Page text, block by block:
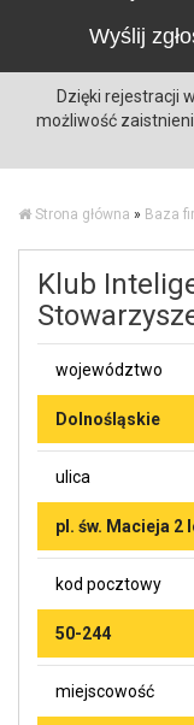
Wyślij
Dzięki rejestracji
możliwość
Strona główna » Baza
Klub
województwo
Dolnośląskie
ulica
pl. św. Macieja 2
kod pocztowy
50-244
miejscowość